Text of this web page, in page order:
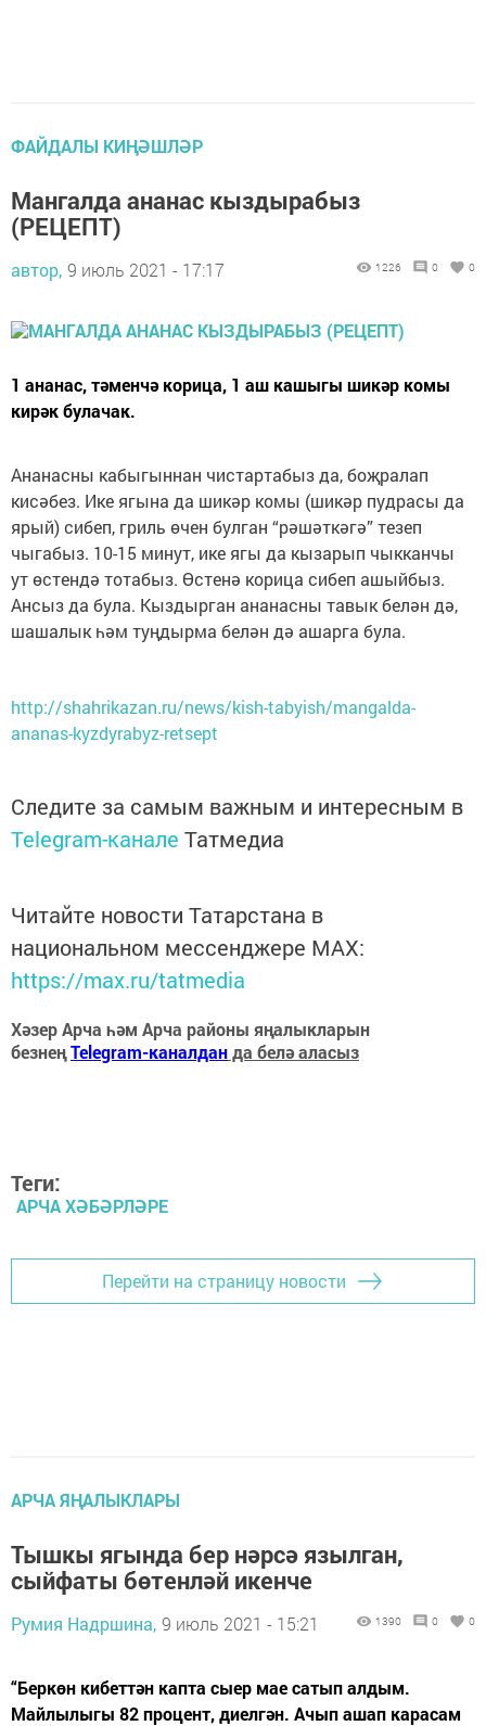
ФАЙДАЛЫ КИҢӘШЛӘР
Мангалда ананас кыздырабыз
(РЕЦЕПТ)
автор, 9 июль 2021 - 17:17 1226 0 0
1 ананас, тәменчә корица, 1 аш кашыгы шикәр комы
кирәк булачак.
Ананасны кабыгыннан чистартабыз да, боҗралап
кисәбез. Ике ягына да шикәр комы (шикәр пудрасы да
ярый) сибеп, гриль өчен булган “рәшәткәгә” тезеп
чыгабыз. 10-15 минут, ике ягы да кызарып чыкканчы
ут өстендә тотабыз. Өстенә корица сибеп ашыйбыз.
Ансыз да була. Кыздырган ананасны тавык белән дә,
шашалык һәм туңдырма белән дә ашарга була.
http://shahrikazan.ru/news/kish-tabyish/mangalda-
ananas-kyzdyrabyz-retsept
Следите за самым важным и интересным в
Telegram-канале Татмедиа
Читайте новости Татарстана в
национальном мессенджере MАХ:
https://max.ru/tatmedia
Хәзер Арча һәм Арча районы яңалыкларын
безнеңTelegram-каналданда белә аласыз
Теги:
АРЧА ХӘБӘРЛӘРЕ
Перейти на страницу новости
АРЧА ЯҢАЛЫКЛАРЫ
Тышкы ягында бер нәрсә язылган,
сыйфаты бөтенләй икенче
Румия Надршина, 9 июль 2021 - 15:21 1390 0 0
“Беркөн кибеттән капта сыер мае сатып алдым.
Майлылыгы 82 процент, диелгән. Ачып ашап карасам